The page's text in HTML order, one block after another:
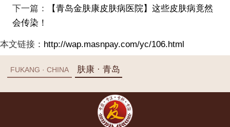
下一篇：
【青岛金肤康皮肤病医院】这些皮肤病竟然
会传染！
本文链接： http://wap.masnpay.com/yc/106.html
FUKANG · CHINA 肤康 · 青岛